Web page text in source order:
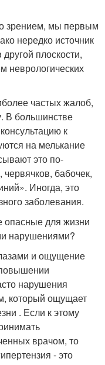
зрением, мы первым
нередко источник
плоскости,
неврологических
частых жалоб,
В большинстве
к
на мелькание
это по-
бабочек,
Иногда, это
заболевания.
опасные для жизни
нарушениями?
и ощущение
нарушения
который ощущает
. Если к этому
врачом, то
- это